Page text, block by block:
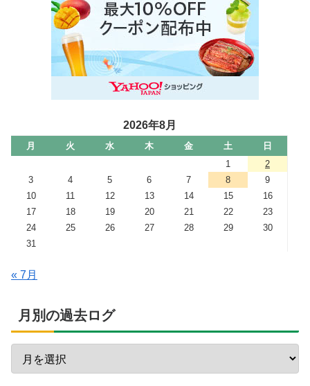
2026年8月
月 火 水 木 金 土
日
1
2
3
4 5 6 7 8
9
10
11 12 13 14 15
16
17
18 19 20 21 22
23
24
25 26 27 28 29
30
31
« 7月
月別の過去ログ